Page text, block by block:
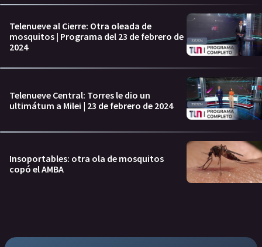
Telenueve al Cierre: Otra oleada de
mosquitos | Programa del 23 de febrero de
2024
Telenueve Central: Torres le dio un
ultimátum a Milei | 23 de febrero de 2024
Insoportables: otra ola de mosquitos
copó el AMBA